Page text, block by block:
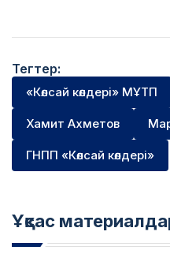
Тегтер:
«Көлсай көлдері» МҰТП
Хамит Ахметов
ГНПП «Көлсай көлдері»
Ұқсас